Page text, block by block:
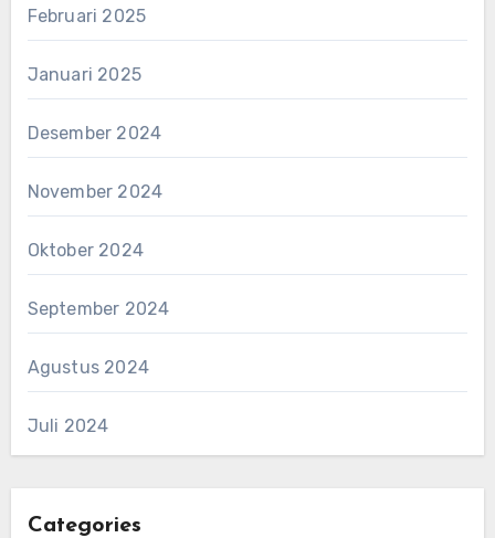
Februari 2025
Januari 2025
Desember 2024
November 2024
Oktober 2024
September 2024
Agustus 2024
Juli 2024
Categories